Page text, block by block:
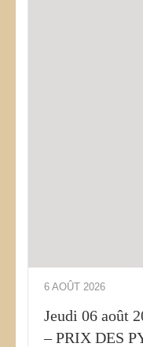
6 AOÛT 2026
Jeudi 06 août
– PRIX DES